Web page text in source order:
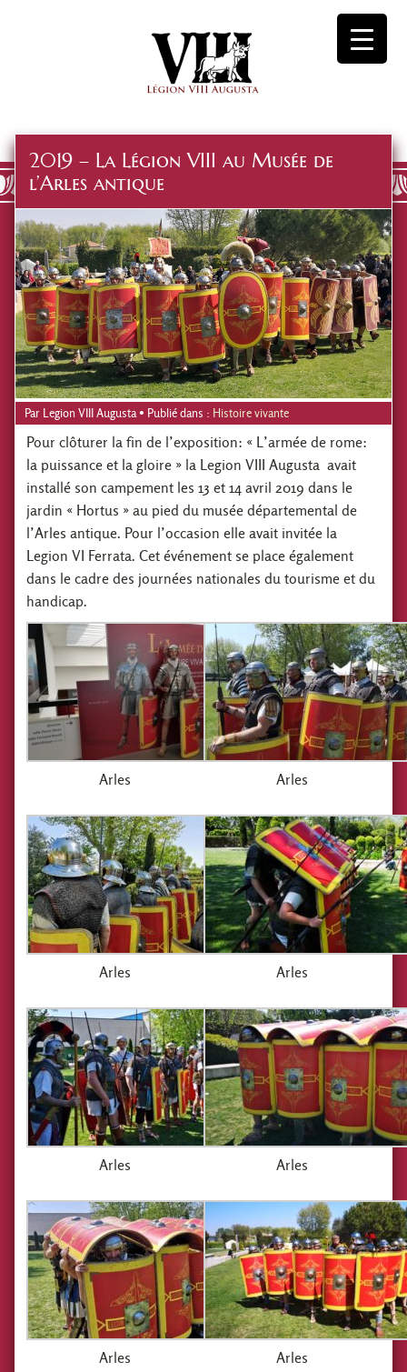
2019 – La Légion VIII au Musée de
l’Arles antique
Par Legion VIII Augusta• Publié dans : Histoire vivante
Pour clôturer la fin de l’exposition: « L’armée de rome:
la puissance et la gloire » la Legion VIII Augusta avait
installé son campement les 13 et 14 avril 2019 dans le
jardin « Hortus » au pied du musée départemental de
l’Arles antique. Pour l’occasion elle avait invitée la
Legion VI Ferrata. Cet événement se place également
dans le cadre des journées nationales du tourisme et du
handicap.
Arles Arles
Arles Arles
Arles Arles
Arles Arles